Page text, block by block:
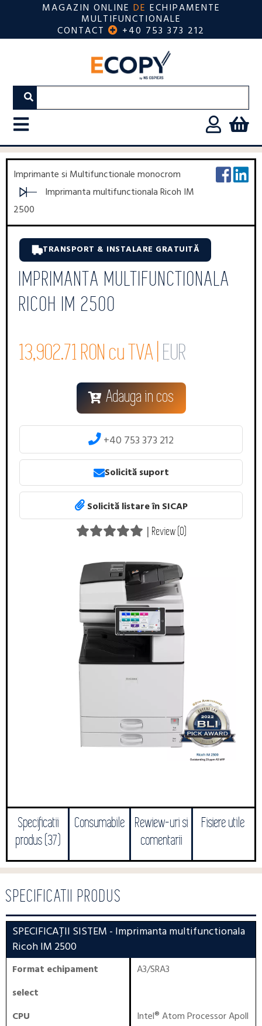
MAGAZIN ONLINE DE ECHIPAMENTE
MULTIFUNCTIONALE
CONTACT +40 753 373 212
Imprimante si Multifunctionale monocrom
Imprimanta multifunctionala Ricoh IM
2500
TRANSPORT & INSTALARE GRATUITĂ
IMPRIMANTA MULTIFUNCTIONALA
RICOH IM 2500
13,902.71 RON cu TVA | EUR
Adauga in cos
+40 753 373 212
Solicită suport
Solicită listare în SICAP
| Review (0)
Specificatii
produs (37)
Consumabile
Rewiew-uri si
comentarii
Fisiere utile
SPECIFICATII PRODUS
SPECIFICAȚII SISTEM - Imprimanta multifunctionala
Ricoh IM 2500
Format echipament
select
A3/SRA3
CPU
Intel® Atom Processor Apoll